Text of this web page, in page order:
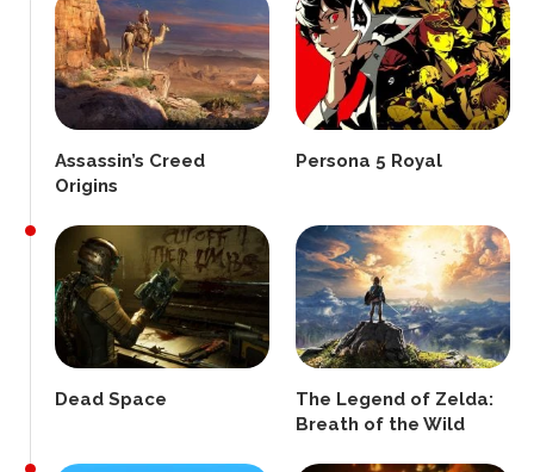
Assassin’s Creed
Origins
Persona 5 Royal
Dead Space
The Legend of Zelda:
Breath of the Wild